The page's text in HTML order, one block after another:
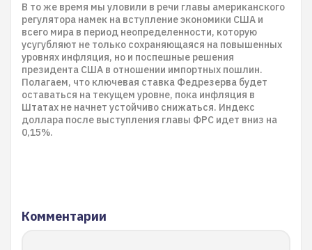
В то же время мы уловили в речи главы американского
регулятора намек на вступление экономики США и
всего мира в период неопределенности, которую
усугубляют не только сохраняющаяся на повышенных
уровнях инфляция, но и поспешные решения
президента США в отношении импортных пошлин.
Полагаем, что ключевая ставка Федрезерва будет
оставаться на текущем уровне, пока инфляция в
Штатах не начнет устойчиво снижаться. Индекс
доллара после выступления главы ФРС идет вниз на
0,15%.
Комментарии